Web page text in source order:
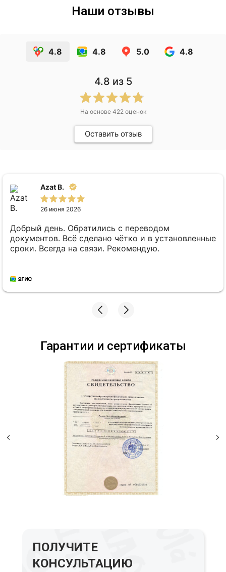
Наши отзывы
4.8 4.8 5.0 4.8
4.8 из 5
На основе 422оценок
Оставить отзыв
Azat B.
26 июня 2026
Добрый день. Обратились с переводом
документов. Всё сделано чётко и в установленные
сроки. Всегда на связи. Рекомендую.
Гарантии и сертификаты
ПОЛУЧИТЕ
КОНСУЛЬТАЦИЮ